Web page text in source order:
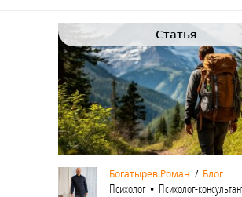
Статья
Богатырев Роман / Блог
Психолог • Психолог-